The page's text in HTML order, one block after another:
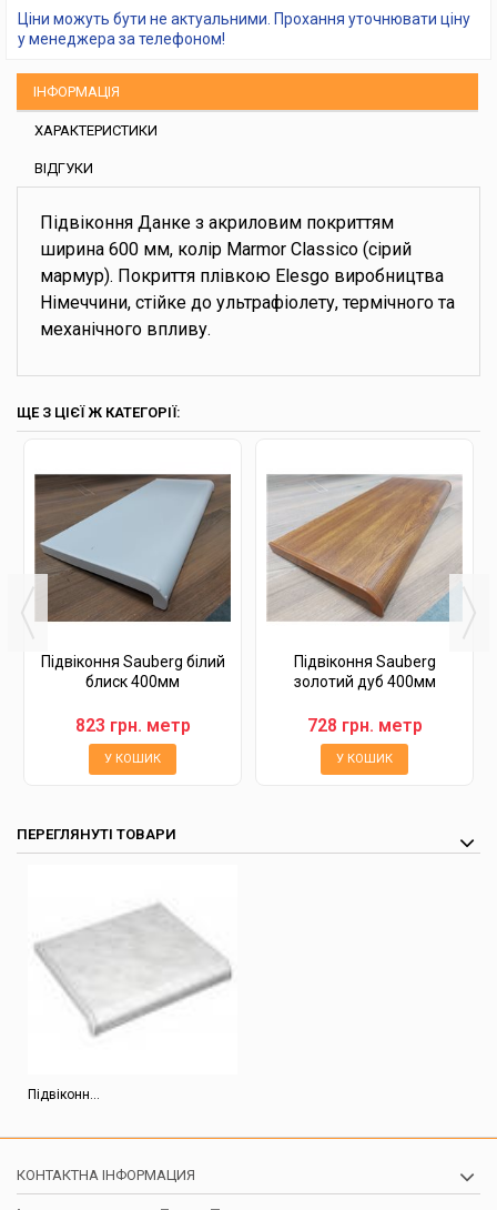
Ціни можуть бути не актуальними. Прохання уточнювати ціну
у менеджера за телефоном!
ІНФОРМАЦІЯ
ХАРАКТЕРИСТИКИ
ВІДГУКИ
Підвіконня Данке з акриловим покриттям
ширина 600 мм, колір Marmor Classico (сірий
мармур). Покриття плівкою Elesgo виробництва
Німеччини, стійке до ультрафіолету, термічного та
механічного впливу.
ЩЕ З ЦІЄЇ Ж КАТЕГОРІЇ:
Підвіконня Sauberg білий
блиск 400мм
823 грн. метр
У КОШИК
Підвіконня Sauberg
золотий дуб 400мм
728 грн. метр
У КОШИК
ПЕРЕГЛЯНУТІ ТОВАРИ
Підвіконн...
КОНТАКТНА ІНФОРМАЦИЯ